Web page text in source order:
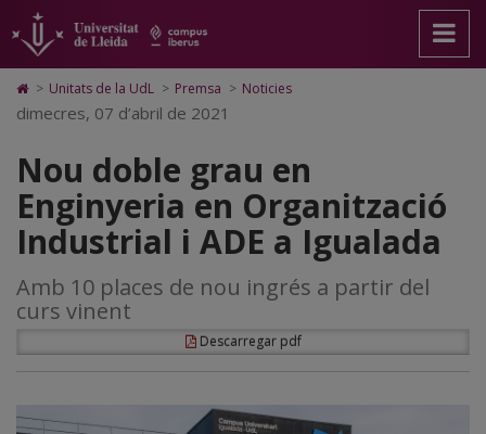
Nou
doble
grau
en
Enginyeria
en
Organització
Industrial
a
Igualada
pàgina
principal.
Universitat
Lleida
contingut
principal
Mapa
Web.
Universitat
Cerca
Accessibilitat.
Universitat
Lleida
Icono
de
Home
ir
a
la
página
de
inicio
> Unitats de la UdL > Premsa > Noticies
dimecres, 07 d’abril de 2021
Nou doble grau en
Enginyeria en Organització
Industrial i ADE a Igualada
Amb 10 places de nou ingrés a partir del
curs vinent
Descarregar pdf